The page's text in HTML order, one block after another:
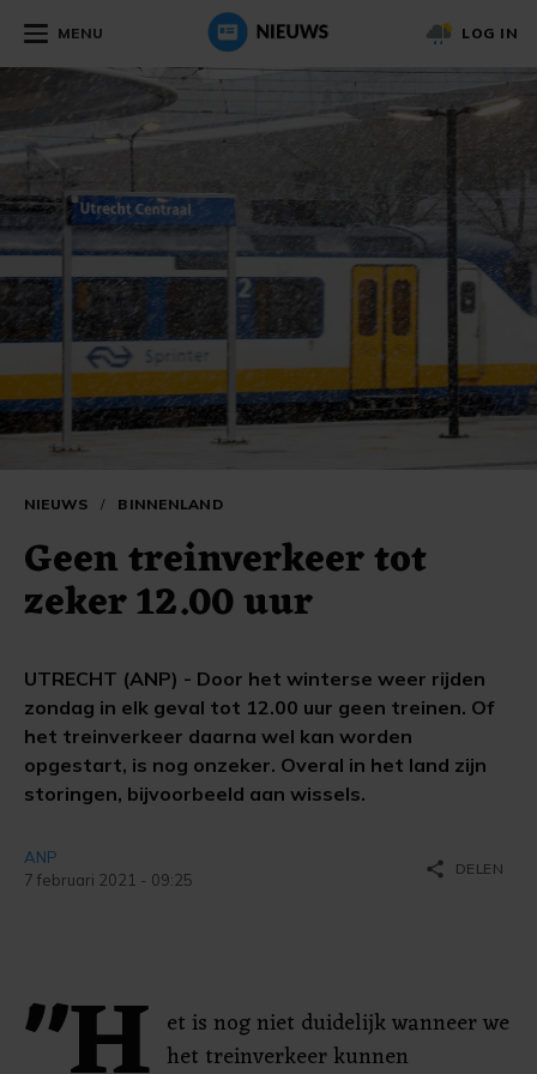
MENU LOG IN
NIEUWS / BINNENLAND
Geen treinverkeer tot
zeker 12.00 uur
UTRECHT (ANP) - Door het winterse weer rijden
zondag in elk geval tot 12.00 uur geen treinen. Of
het treinverkeer daarna wel kan worden
opgestart, is nog onzeker. Overal in het land zijn
storingen, bijvoorbeeld aan wissels.
ANP
7 februari 2021 - 09:25
share DELEN
et is nog niet duidelijk wanneer we
het treinverkeer kunnen